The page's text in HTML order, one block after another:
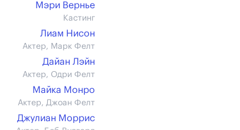
Мэри Вернье
Кастинг
Лиам Нисон
Актер, Марк Фелт
Дайан Лэйн
Актер, Одри Фелт
Майка Монро
Актер, Джоан Фелт
Джулиан Моррис